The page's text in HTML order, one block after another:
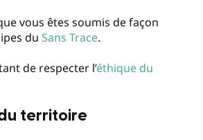
vous êtes soumis de façon
du Sans Trace.
de respecter l’éthique du
territoire